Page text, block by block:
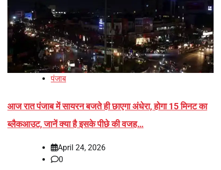
पंजाब
आज रात पंजाब में सायरन बजते ही छाएगा अंधेरा, होगा 15 मिनट का
ब्लैकआउट, जानें क्या है इसके पीछे की वजह…
April 24, 2026
0